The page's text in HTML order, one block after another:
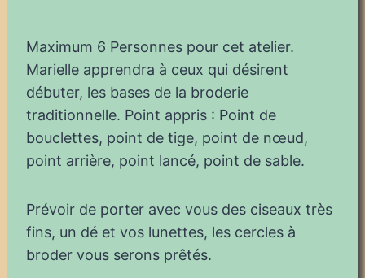
Maximum 6 Personnes pour cet atelier.
Marielle apprendra à ceux qui désirent
débuter, les bases de la broderie
traditionnelle. Point appris : Point de
bouclettes, point de tige, point de nœud,
point arrière, point lancé, point de sable.
Prévoir de porter avec vous des ciseaux très
fins, un dé et vos lunettes, les cercles à
broder vous serons prêtés.